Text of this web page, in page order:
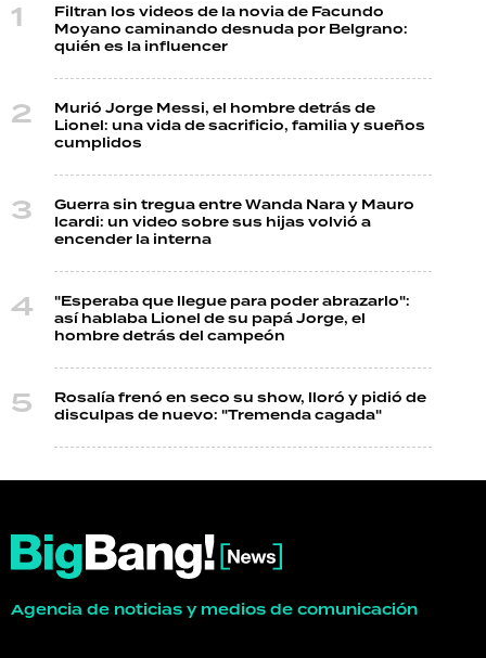
Filtran los videos de la novia de Facundo
Moyano caminando desnuda por Belgrano:
quién es la influencer
Murió Jorge Messi, el hombre detrás de
Lionel: una vida de sacrificio, familia y sueños
cumplidos
Guerra sin tregua entre Wanda Nara y Mauro
Icardi: un video sobre sus hijas volvió a
encender la interna
"Esperaba que llegue para poder abrazarlo":
así hablaba Lionel de su papá Jorge, el
hombre detrás del campeón
Rosalía frenó en seco su show, lloró y pidió de
disculpas de nuevo: "Tremenda cagada"
Agencia de noticias y medios de comunicación